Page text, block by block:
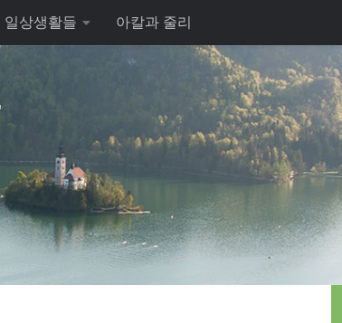
일상생활들 아칼과 줄리